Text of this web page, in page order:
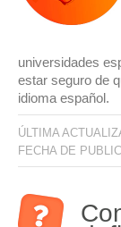
universidades
estar seguro de
idioma español.
ÚLTIMA
FECHA DE